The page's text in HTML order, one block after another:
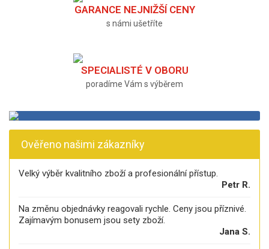
GARANCE NEJNIŽŠÍ CENY
s námi ušetříte
SPECIALISTÉ V OBORU
poradíme Vám s výběrem
Ověřeno našimi zákazníky
Velký výběr kvalitního zboží a profesionální přístup.
Petr R.
Na změnu objednávky reagovali rychle. Ceny jsou příznivé.
Zajímavým bonusem jsou sety zboží.
Jana S.